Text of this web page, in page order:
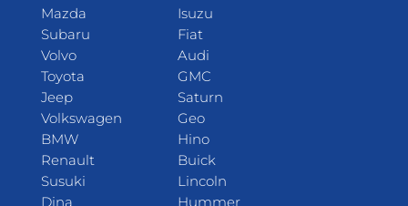
Mazda
Subaru
Volvo
Toyota
Jeep
Volkswagen
BMW
Renault
Susuki
Dina
Isuzu
Fiat
Audi
GMC
Saturn
Geo
Hino
Buick
Lincoln
Hummer